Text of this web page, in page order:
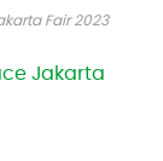
Fair 2023